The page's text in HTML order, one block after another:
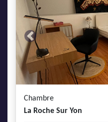
Previous
Chambre
La Roche Sur Yon